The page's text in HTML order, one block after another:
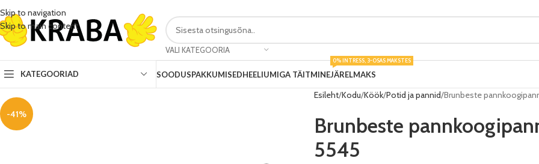
Skip to navigation
Skip to main content
VALI KATEGOORIA
KATEGOORIAD SOODUSPAKKUMISEDHEELIUMIGA TÄITMINEJÄRELMAKS
0% INTRESS, 3-OSAS MAKSTES
-41%
Esileht Kodu Köök Potid ja pannid Brunbeste
Brunbeste
5545